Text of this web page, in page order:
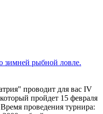
рыбной ловле.
проводит для вас IV
пройдет 15 февраля
проведения турнира: